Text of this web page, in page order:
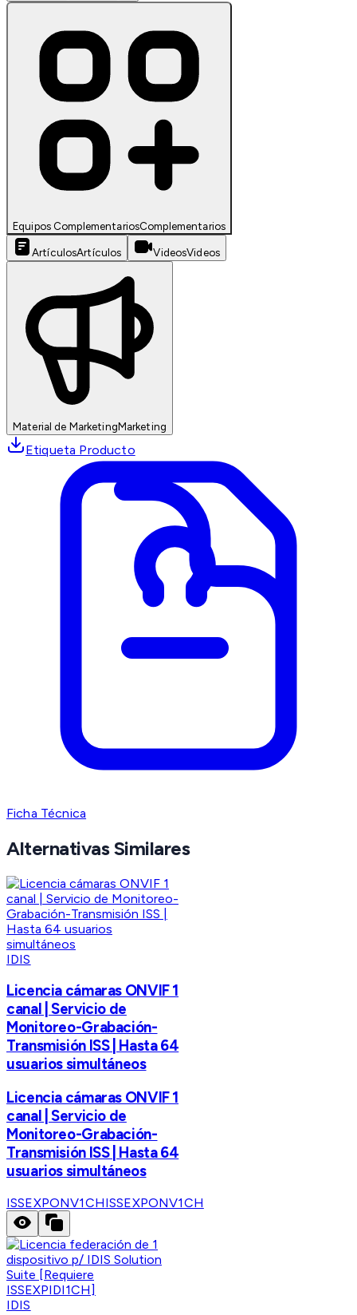
Equipos ComplementariosComplementarios
ArtículosArtículos VideosVideos
Material de MarketingMarketing
Etiqueta Producto
Ficha Técnica
Alternativas Similares
IDIS
Licencia cámaras ONVIF 1
canal | Servicio de
Monitoreo-Grabación-
Transmisión ISS | Hasta 64
usuarios simultáneos
Licencia cámaras ONVIF 1
canal | Servicio de
Monitoreo-Grabación-
Transmisión ISS | Hasta 64
usuarios simultáneos
ISSEXPONV1CHISSEXPONV1CH
IDIS